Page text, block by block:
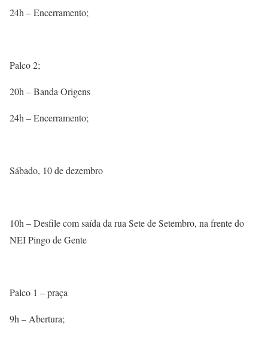
24h – Encerramento;
Palco 2;
20h – Banda Origens
24h – Encerramento;
Sábado, 10 de dezembro
10h – Desfile com saída da rua Sete de Setembro, na frente do
NEI Pingo de Gente
Palco 1 – praça
9h – Abertura;